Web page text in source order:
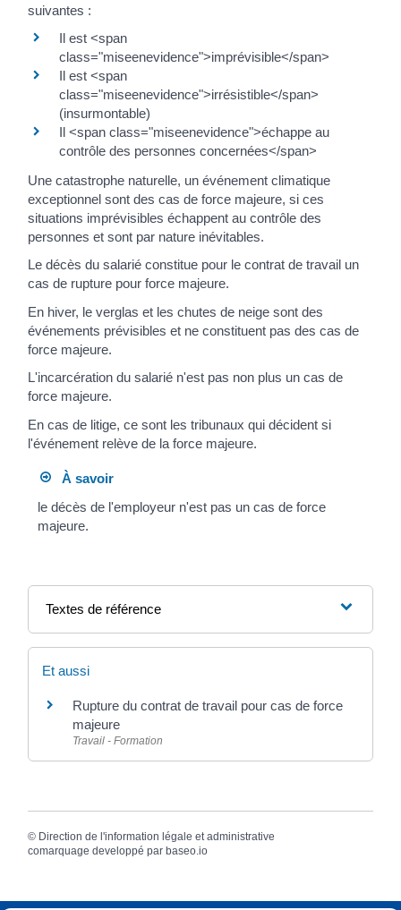
suivantes :
Il est <span
class="miseenevidence">imprévisible</span>
Il est <span
class="miseenevidence">irrésistible</span>
(insurmontable)
Il <span class="miseenevidence">échappe au
contrôle des personnes concernées</span>
Une catastrophe naturelle, un événement climatique
exceptionnel sont des cas de force majeure, si ces
situations imprévisibles échappent au contrôle des
personnes et sont par nature inévitables.
Le décès du salarié constitue pour le contrat de travail un
cas de rupture pour force majeure.
En hiver, le verglas et les chutes de neige sont des
événements prévisibles et ne constituent pas des cas de
force majeure.
L'incarcération du salarié n'est pas non plus un cas de
force majeure.
En cas de litige, ce sont les tribunaux qui décident si
l'événement relève de la force majeure.
À savoir
le décès de l'employeur n'est pas un cas de force
majeure.
Textes de référence
Et aussi
Rupture du contrat de travail pour cas de force
majeure
Travail - Formation
© Direction de l'information légale et administrative
comarquage developpé par baseo.io